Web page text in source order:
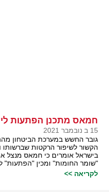
חמאס מתכנן הפתעות
15 ב נובמבר 2021
גובר החשש במערכת הביטחון
הקשור לשיפור הרקטות שברשותו
בישראל אומרים כי חמאס מנצל
"שומר החומות" ומכין
לקריאה >>